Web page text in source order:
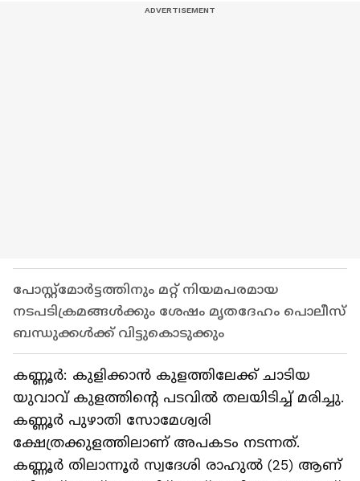
പോസ്റ്റ്‌മോര്‍ട്ടത്തിനും മറ്റ് നിയമപരമായ
നടപടിക്രമങ്ങൾക്കും ശേഷം മൃതദേഹം പൊലീസ്
ബന്ധുക്കൾക്ക് വിട്ടുകൊടുക്കും
കണ്ണൂര്‍: കുളിക്കാൻ കുളത്തിലേക്ക് ചാടിയ
യുവാവ് കുളത്തിൻ്റെ പടവിൽ തലയിടിച്ച് മരിച്ചു.
കണ്ണൂർ പുഴാതി സോമേശ്വരി
ക്ഷേത്രക്കുളത്തിലാണ് അപകടം നടന്നത്.
കണ്ണൂര്‍ തിലാന്നൂർ സ്വദേശി രാഹുൽ (25) ആണ്